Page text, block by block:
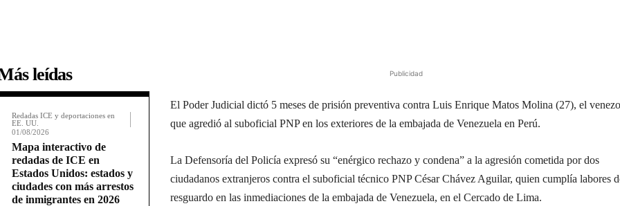
leídas
Redadas ICE y deportaciones en
EE. UU.
01/08/2026
Mapa interactivo de
redadas de ICE en
Estados Unidos: estados y
ciudades con más arrestos
de inmigrantes en 2026
Publicidad
El Poder Judicial dictó 5 meses de prisión preventiva contra Luis Enrique Matos Molina (27), el
que agredió al suboficial PNP en los exteriores de la embajada de Venezuela en Perú.
La Defensoría del Policía expresó su “enérgico rechazo y condena” a la agresión cometida por dos
ciudadanos extranjeros contra el suboficial técnico PNP César Chávez Aguilar, quien cumplía labores
resguardo en las inmediaciones de la embajada de Venezuela, en el Cercado de Lima.